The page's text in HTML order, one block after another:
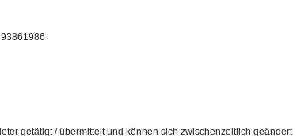
getätigt / übermittelt und können sich zwischenzeitlich geändert